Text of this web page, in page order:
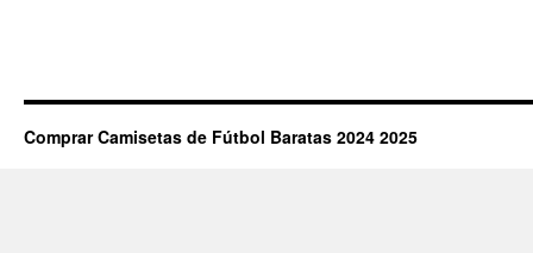
Comprar Camisetas de Fútbol Baratas 2024 2025